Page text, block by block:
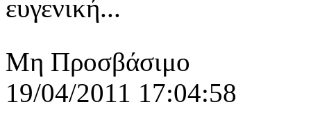
ευγενική...
Μη Προσβάσιμο
19/04/2011 17:04:58